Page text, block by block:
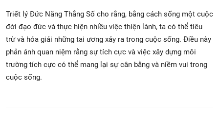
Triết lý Đức Năng Thắng Số cho rằng, bằng cách sống một cuộc
đời đạo đức và thực hiện nhiều việc thiện lành, ta có thể tiêu
trừ và hóa giải những tai ương xảy ra trong cuộc sống. Điều này
phản ánh quan niệm rằng sự tích cực và việc xây dựng môi
trường tích cực có thể mang lại sự cân bằng và niềm vui trong
cuộc sống.